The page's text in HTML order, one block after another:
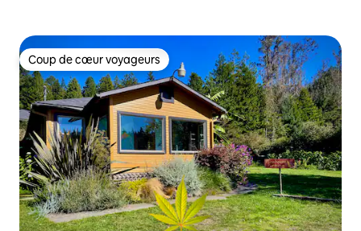
Coup de cœur voyageurs
Coup de cœur voyageurs